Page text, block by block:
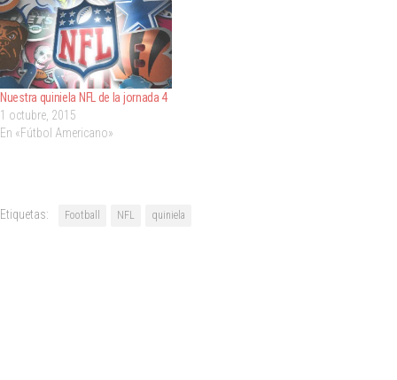
Nuestra quiniela NFL de la jornada 4
1 octubre, 2015
En «Fútbol Americano»
Etiquetas: Football NFL quiniela